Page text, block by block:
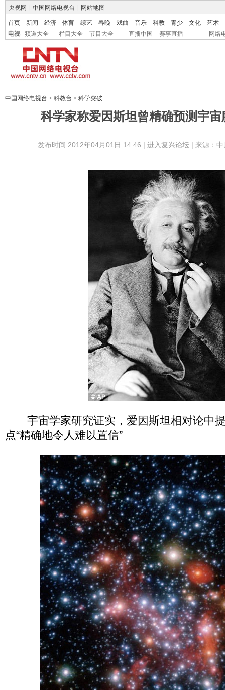
央视网 中国网络电视台 网站地图
首页 新闻 经济 体育 综艺 春晚 戏曲 音乐 科教 青少 文化
艺术
电视
频道大全 栏目大全 节目大全 直播中国 赛事直播 网络
中国网络电视台 > 科教台 > 科学突破
科学家称爱因斯坦曾精确预测宇
发布时间:2012年04月01日 14:46 | 进入复兴论坛| 来源：
宇宙学家研究证实，爱因斯坦相对论中
点“精确地令人难以置信”